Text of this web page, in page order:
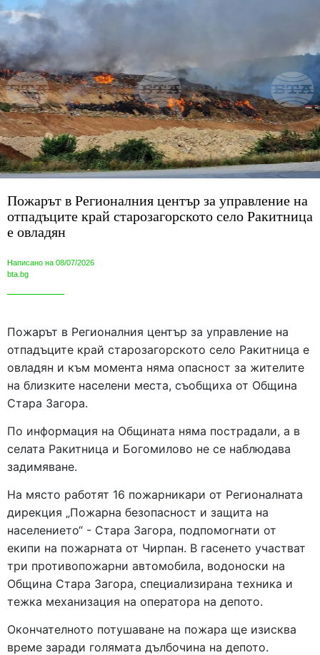
Пожарът в Регионалния център за управление на
отпадъците край старозагорското село Ракитница
е овладян
Написано на 08/07/2026
bta.bg
Пожарът в Регионалния център за управление на
отпадъците край старозагорското село Ракитница е
овладян и към момента няма опасност за жителите
на близките населени места, съобщиха от Община
Стара Загора.
По информация на Общината няма пострадали, а в
селата Ракитница и Богомилово не се наблюдава
задимяване.
На място работят 16 пожарникари от Регионалната
дирекция „Пожарна безопасност и защита на
населението“ - Стара Загора, подпомогнати от
екипи на пожарната от Чирпан. В гасенето участват
три противопожарни автомобила, водоноски на
Община Стара Загора, специализирана техника и
тежка механизация на оператора на депото.
Окончателното потушаване на пожара ще изисква
време заради голямата дълбочина на депото.